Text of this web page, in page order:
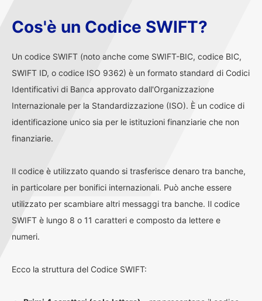
Cos'è un Codice SWIFT?
Un codice SWIFT (noto anche come SWIFT-BIC, codice BIC,
SWIFT ID, o codice ISO 9362) è un formato standard di Codici
Identificativi di Banca approvato dall'Organizzazione
Internazionale per la Standardizzazione (ISO). È un codice di
identificazione unico sia per le istituzioni finanziarie che non
finanziarie.
Il codice è utilizzato quando si trasferisce denaro tra banche,
in particolare per bonifici internazionali. Può anche essere
utilizzato per scambiare altri messaggi tra banche. Il codice
SWIFT è lungo 8 o 11 caratteri e composto da lettere e
numeri.
Ecco la struttura del Codice SWIFT: